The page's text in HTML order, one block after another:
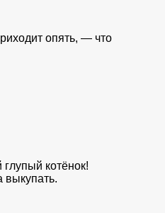
опять, — что
глупый котёнок!
выкупать.